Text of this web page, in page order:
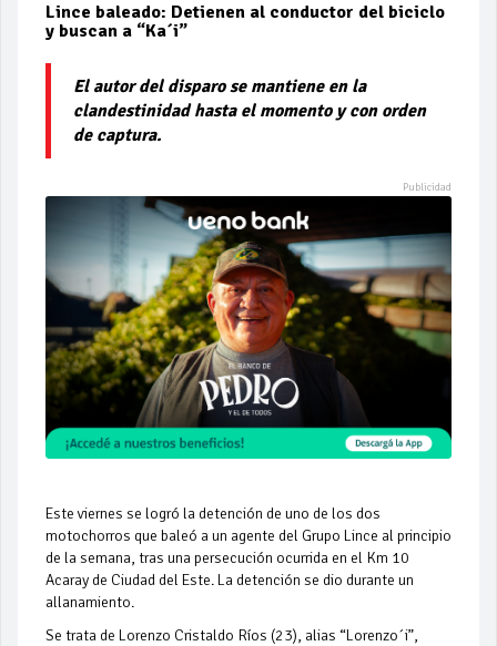
Lince baleado: Detienen al conductor del biciclo
y buscan a “Ka´i”
El autor del disparo se mantiene en la
clandestinidad hasta el momento y con orden
de captura.
Este viernes se logró la detención de uno de los dos
motochorros que baleó a un agente del Grupo Lince al principio
de la semana, tras una persecución ocurrida en el Km 10
Acaray de Ciudad del Este. La detención se dio durante un
allanamiento.
Se trata de Lorenzo Cristaldo Ríos (23), alias “Lorenzo´i”,